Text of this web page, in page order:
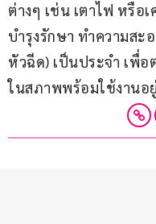
ต่างๆ เช่น เตาไฟ หรือ
บำรุงรักษา ทำความสะ
หัวฉีด) เป็นประจำ เพื่
ในสภาพพร้อมใช้งานอ